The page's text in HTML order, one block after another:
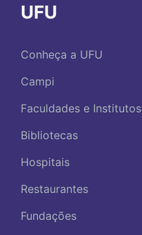
UFU
Conheça a UFU
Campi
Faculdades e Institutos
Bibliotecas
Hospitais
Restaurantes
Fundações